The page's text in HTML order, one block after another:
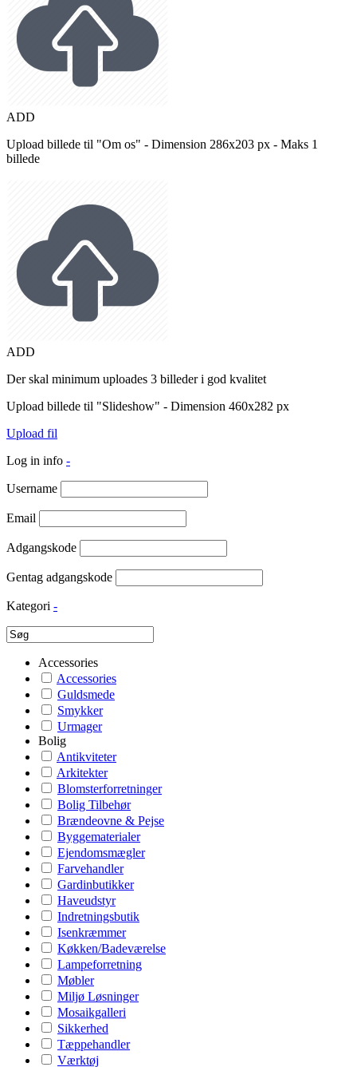
ADD
Upload billede til "Om os" - Dimension 286x203 px - Maks 1
billede
ADD
Der skal minimum uploades 3 billeder i god kvalitet
Upload billede til "Slideshow" - Dimension 460x282 px
Upload fil
Log in info -
Username
Email
Adgangskode
Gentag adgangskode
Kategori -
Accessories
Accessories
Guldsmede
Smykker
Urmager
Bolig
Antikviteter
Arkitekter
Blomsterforretninger
Bolig Tilbehør
Brændeovne & Pejse
Byggematerialer
Ejendomsmægler
Farvehandler
Gardinbutikker
Haveudstyr
Indretningsbutik
Isenkræmmer
Køkken/Badeværelse
Lampeforretning
Møbler
Miljø Løsninger
Mosaikgalleri
Sikkerhed
Tæppehandler
Værktøj